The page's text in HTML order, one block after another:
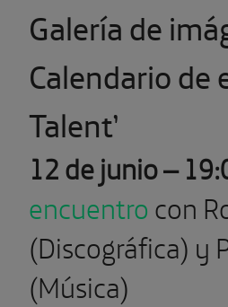
Galería de
Calendario de
Talent’
12 de junio –
encuentrocon
(Discográfica) y
(Música)